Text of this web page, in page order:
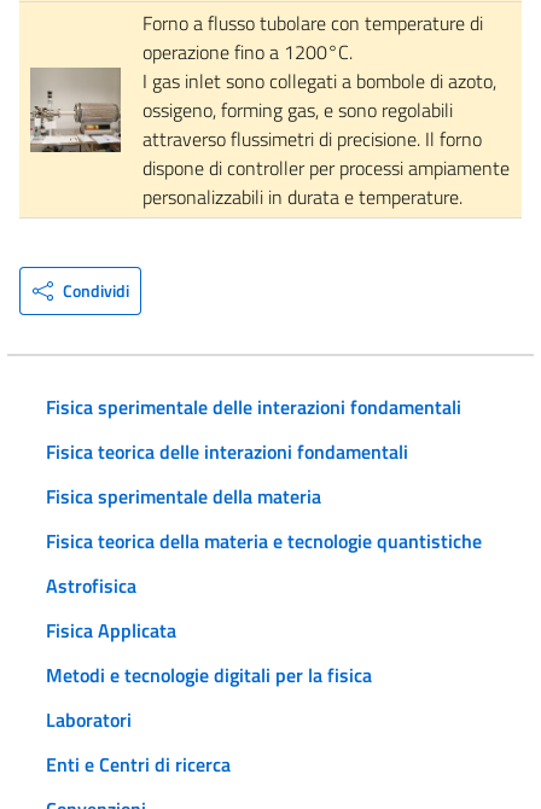
Forno a flusso tubolare con temperature di
operazione fino a 1200°C.
I gas inlet sono collegati a bombole di azoto,
ossigeno, forming gas, e sono regolabili
attraverso flussimetri di precisione. Il forno
dispone di controller per processi ampiamente
personalizzabili in durata e temperature.
Condividi
Fisica sperimentale delle interazioni fondamentali
Fisica teorica delle interazioni fondamentali
Fisica sperimentale della materia
Fisica teorica della materia e tecnologie quantistiche
Astrofisica
Fisica Applicata
Metodi e tecnologie digitali per la fisica
Laboratori
Enti e Centri di ricerca